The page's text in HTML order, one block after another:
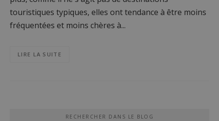
touristiques typiques, elles ont tendance à être moins
fréquentées et moins chères à...
LIRE LA SUITE
RECHERCHER DANS LE BLOG